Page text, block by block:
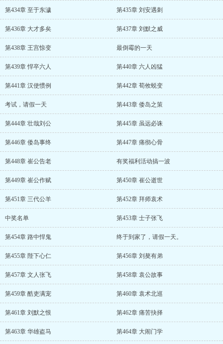
第434章 至于东濊 第435章 刘安遇刺
第436章 大才多矣 第437章 刘默之威
第438章 王宫惊变 最倒霉的一天
第439章 悍卒六人 第440章 六人凶猛
第441章 汉使惯例 第442章 荀攸蜕变
考试，请假一天 第443章 倭岛之策
第444章 壮哉刘公 第445章 虽远必诛
第446章 倭岛事终 第447章 痛彻心骨
第448章 崔公告老 有奖福利活动搞一波
第449章 崔公作赋 第450章 崔公逝世
第451章 三代公羊 第452章 拜师袁术
中奖名单 第453章 士子张飞
第454章 路中悍鬼 终于到家了，请假一天。
第455章 陛下心仁 第456章 刘獒有弟
第457章 文人张飞 第458章 袁公故事
第459章 酷吏满宠 第460章 袁术北巡
第461章 刘默之恨 第462章 痛苦抉择
第463章 华雄盗马 第464章 大闹门学